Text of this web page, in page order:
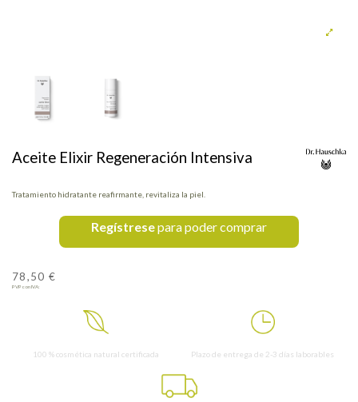
Aceite Elixir Regeneración Intensiva
Tratamiento hidratante reafirmante, revitaliza la piel.
Regístresepara poder comprar
78,50 €
PVP con IVA:
100 % cosmética natural certificada Plazo de entrega de 2-3 días laborables